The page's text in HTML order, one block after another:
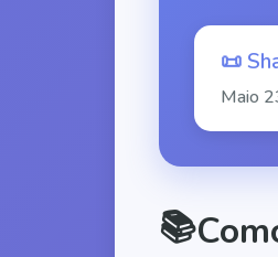
📜
Maio
📚